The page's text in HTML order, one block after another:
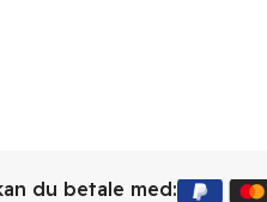
du betale med: